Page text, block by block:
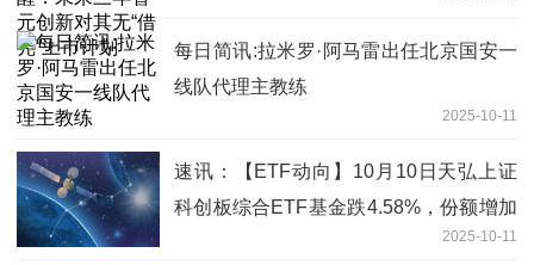
每日简讯:拉米罗·阿马雷出任北京国安一
线队代理主教练
2025-10-11
速讯：【ETF动向】10月10日天弘上证
科创板综合ETF基金跌4.58%，份额增加
2025-10-11